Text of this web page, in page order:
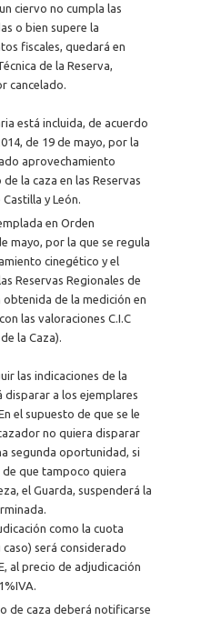
ciervo no cumpla las
o bien supere la
fiscales, quedará en
de la Reserva,
cancelado.
está incluida, de acuerdo
de 19 de mayo, por la
aprovechamiento
la caza en las Reservas
y León.
en Orden
mayo, por la que se regula
cinegético y el
Reservas Regionales de
obtenida de la medición en
las valoraciones C.I.C
la Caza).
las indicaciones de la
disparar a los ejemplares
el supuesto de que se le
no quiera disparar
segunda oportunidad, si
de que tampoco quiera
el Guarda, suspenderá la
como la cuota
será considerado
al precio de adjudicación
de caza deberá notificarse